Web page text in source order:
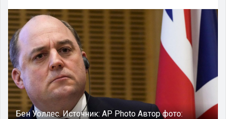
Бен Уоллес.Источник: AP Photo Автор фото: